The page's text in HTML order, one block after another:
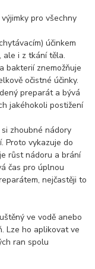
pro všechny
účinkem
ale i z tkání těla.
bakterií znemožňuje
očistné účinky.
preparát a bývá
jakéhokoli postižení
zhoubné nádory
Proto vykazuje do
růst nádoru a brání
čas pro úplnou
nejčastěji to
ve vodě anebo
Lze ho aplikovat ve
ran spolu